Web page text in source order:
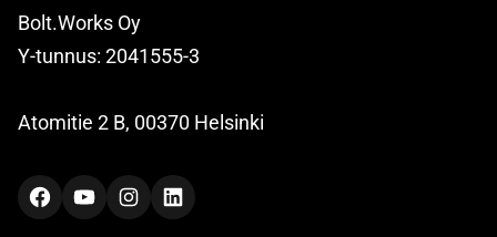
Bolt.Works Oy
Y-tunnus: 2041555-3
Atomitie 2 B, 00370 Helsinki
FacebookYouTubeInstagramLinkedIn